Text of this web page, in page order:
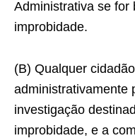
Administrativa se for
improbidade.
(B) Qualquer
administrativamente
investigação
improbidade, e a